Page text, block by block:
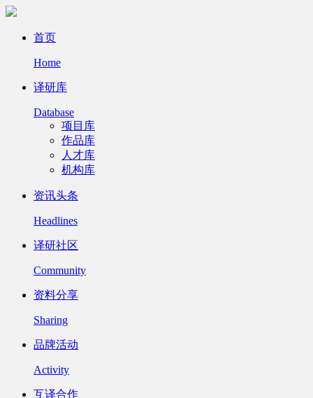
首页
Home
译研库
Database
项目库
作品库
人才库
机构库
资讯头条
Headlines
译研社区
Community
资料分享
Sharing
品牌活动
Activity
互译合作